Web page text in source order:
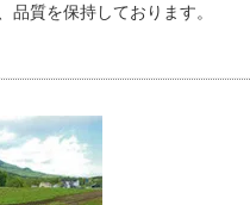
品質を保持しております。